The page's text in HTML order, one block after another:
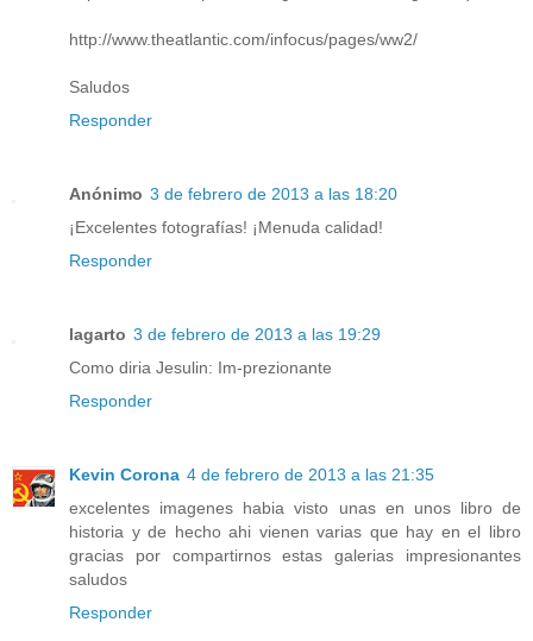
http://www.theatlantic.com/infocus/pages/ww2/
Saludos
Responder
Anónimo 3 de febrero de 2013 a las 18:20
¡Excelentes fotografías! ¡Menuda calidad!
Responder
lagarto 3 de febrero de 2013 a las 19:29
Como diria Jesulin: Im-prezionante
Responder
Kevin Corona 4 de febrero de 2013 a las 21:35
excelentes imagenes habia visto unas en unos libro de
historia y de hecho ahi vienen varias que hay en el libro
gracias por compartirnos estas galerias impresionantes
saludos
Responder